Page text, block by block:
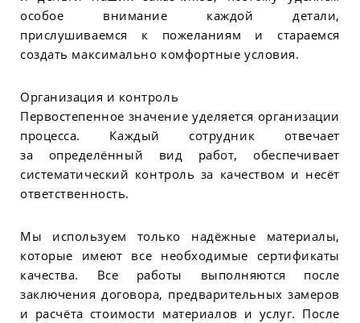
особое внимание каждой детали,
прислушиваемся к пожеланиям и стараемся
создать максимально комфортные условия.
Организация и контроль
Первостепенное значение уделяется организации
процесса. Каждый сотрудник отвечает
за определённый вид работ, обеспечивает
систематический контроль за качеством и несёт
ответственность.
Мы используем только надёжные материалы,
которые имеют все необходимые сертификаты
качества. Все работы выполняются после
заключения договора, предварительных замеров
и расчёта стоимости материалов и услуг. После